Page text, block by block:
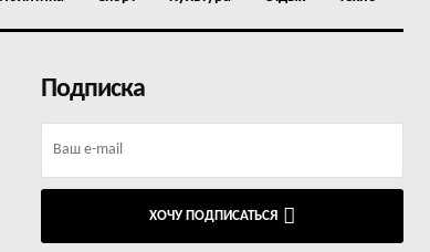
Подписка
ХОЧУ ПОДПИСАТЬСЯ